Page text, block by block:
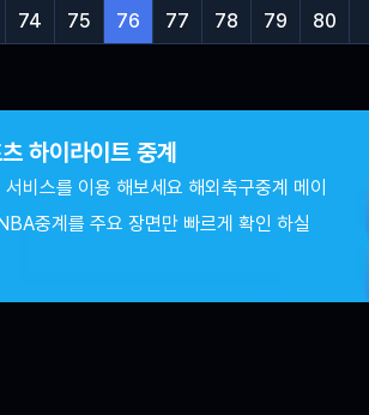
74 75 76 77 78 79 80
하이라이트 중계
비스를 이용 해보세요 해외축구중계 메이
중계를 주요 장면만 빠르게 확인 하실